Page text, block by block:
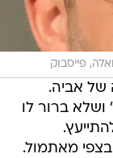
פייסבוק
של אביה.
ושלא ברור לו
מאתמול.